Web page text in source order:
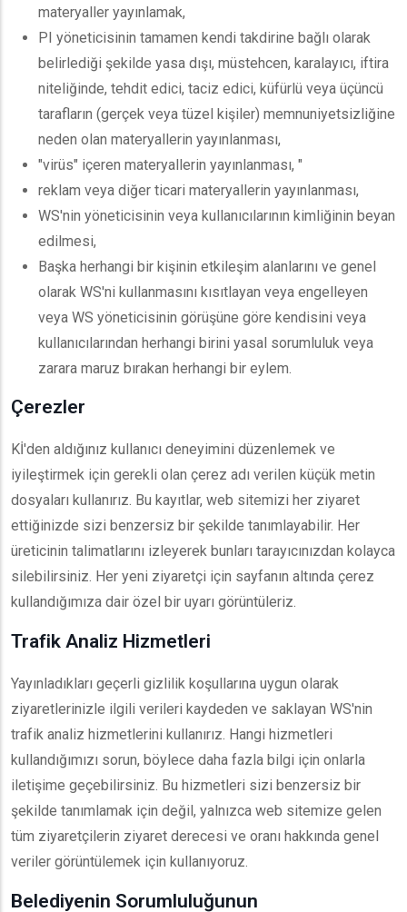
materyaller yayınlamak,
PI yöneticisinin tamamen kendi takdirine bağlı olarak
belirlediği şekilde yasa dışı, müstehcen, karalayıcı, iftira
niteliğinde, tehdit edici, taciz edici, küfürlü veya üçüncü
tarafların (gerçek veya tüzel kişiler) memnuniyetsizliğine
neden olan materyallerin yayınlanması,
"virüs" içeren materyallerin yayınlanması, "
reklam veya diğer ticari materyallerin yayınlanması,
WS'nin yöneticisinin veya kullanıcılarının kimliğinin beyan
edilmesi,
Başka herhangi bir kişinin etkileşim alanlarını ve genel
olarak WS'ni kullanmasını kısıtlayan veya engelleyen
veya WS yöneticisinin görüşüne göre kendisini veya
kullanıcılarından herhangi birini yasal sorumluluk veya
zarara maruz bırakan herhangi bir eylem.
Çerezler
Kİ'den aldığınız kullanıcı deneyimini düzenlemek ve
iyileştirmek için gerekli olan çerez adı verilen küçük metin
dosyaları kullanırız. Bu kayıtlar, web sitemizi her ziyaret
ettiğinizde sizi benzersiz bir şekilde tanımlayabilir. Her
üreticinin talimatlarını izleyerek bunları tarayıcınızdan kolayca
silebilirsiniz. Her yeni ziyaretçi için sayfanın altında çerez
kullandığımıza dair özel bir uyarı görüntüleriz.
Trafik Analiz Hizmetleri
Yayınladıkları geçerli gizlilik koşullarına uygun olarak
ziyaretlerinizle ilgili verileri kaydeden ve saklayan WS'nin
trafik analiz hizmetlerini kullanırız. Hangi hizmetleri
kullandığımızı sorun, böylece daha fazla bilgi için onlarla
iletişime geçebilirsiniz. Bu hizmetleri sizi benzersiz bir
şekilde tanımlamak için değil, yalnızca web sitemize gelen
tüm ziyaretçilerin ziyaret derecesi ve oranı hakkında genel
veriler görüntülemek için kullanıyoruz.
Belediyenin Sorumluluğunun